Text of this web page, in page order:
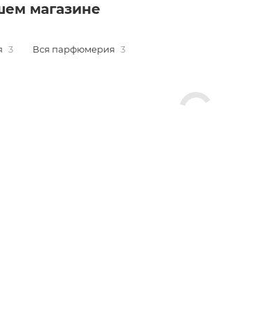
магазине
3 Вся парфюмерия 3